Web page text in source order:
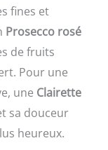
fines et
Prosecco rosé
de fruits
Pour une
une Clairette
sa douceur
heureux.